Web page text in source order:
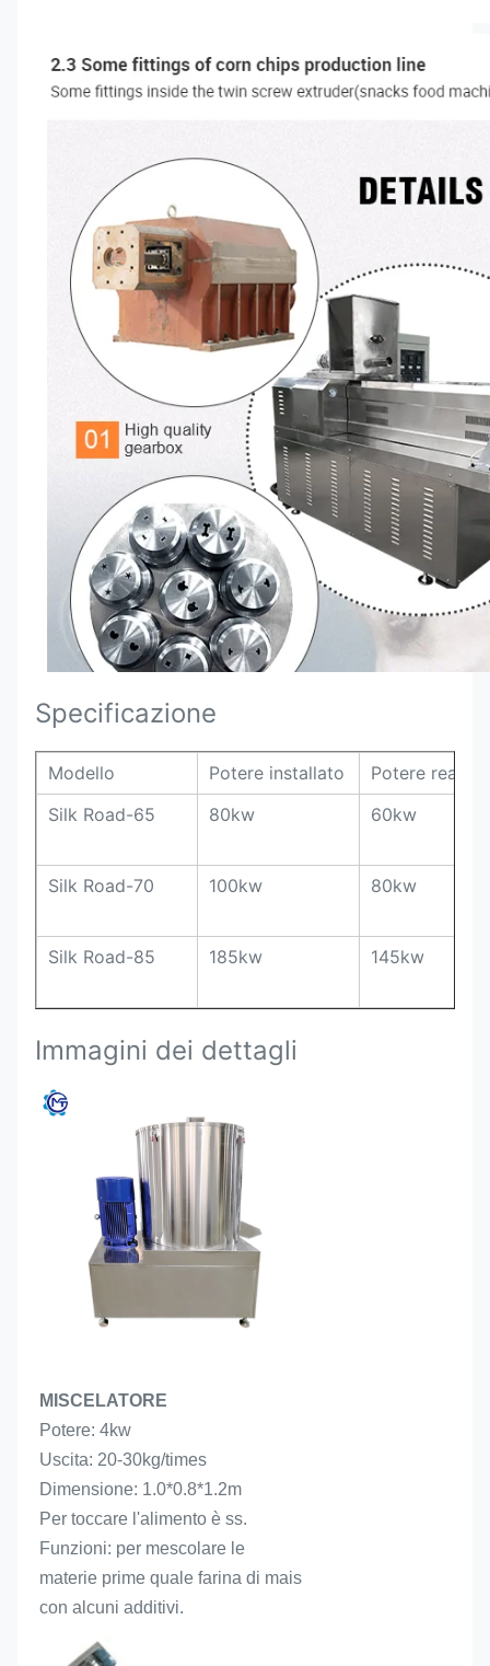
Specificazione
Modello Potere installato
Potere reale
Silk Road-65
80kw 60kw
Silk Road-70 100kw 80kw
Silk Road-85 185kw 145kw
Immagini dei dettagli
MISCELATORE
Potere: 4kw
Uscita: 20-30kg/times
Dimensione: 1.0*0.8*1.2m
Per toccare l'alimento è ss.
Funzioni: per mescolare le
materie prime quale farina di mais
con alcuni additivi.